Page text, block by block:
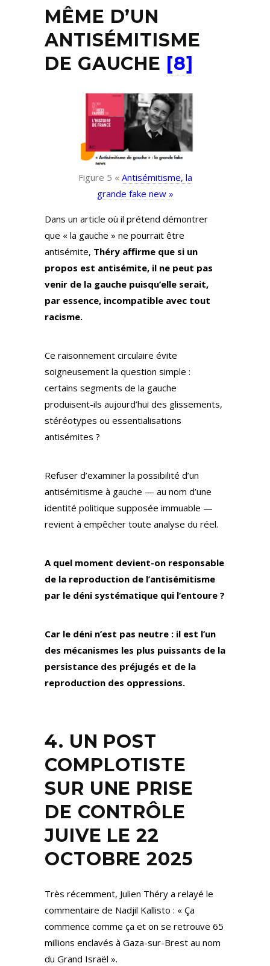
MÊME D’UN
ANTISÉMITISME
DE GAUCHE [8]
Figure 5 « Antisémitisme, la
grande fake new »
Dans un article où il prétend démontrer
que « la gauche » ne pourrait être
antisémite, Théry affirme que si un
propos est antisémite, il ne peut pas
venir de la gauche puisqu’elle serait,
par essence, incompatible avec tout
racisme.
Ce raisonnement circulaire évite
soigneusement la question simple :
certains segments de la gauche
produisent-ils aujourd’hui des glissements,
stéréotypes ou essentialisations
antisémites ?
Refuser d’examiner la possibilité d’un
antisémitisme à gauche — au nom d’une
identité politique supposée immuable —
revient à empêcher toute analyse du réel.
A quel moment devient-on responsable
de la reproduction de l’antisémitisme
par le déni systématique qui l’entoure ?
Car le déni n’est pas neutre : il est l’un
des mécanismes les plus puissants de la
persistance des préjugés et de la
reproduction des oppressions.
4. UN POST
COMPLOTISTE
SUR UNE PRISE
DE CONTRÔLE
JUIVE LE 22
OCTOBRE 2025
Très récemment, Julien Théry a relayé le
commentaire de Nadjil Kallisto : « Ça
commence comme ça et on se retrouve 65
millions enclavés à Gaza-sur-Brest au nom
du Grand Israël ».